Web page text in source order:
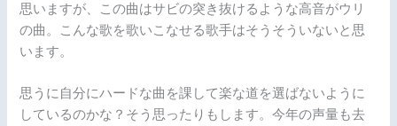
思いますが、この曲はサビの突き抜けるような高音がウリ
の曲。こんな歌を歌いこなせる歌手はそうそういないと思
います。
思うに自分にハードな曲を課して楽な道を選ばないように
しているのかな？そう思ったりもします。今年の声量も去